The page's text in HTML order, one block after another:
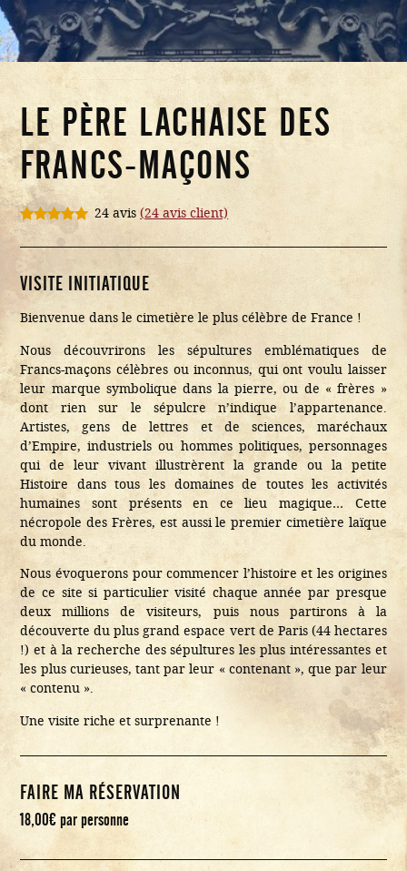
LE PÈRE LACHAISE DES
FRANCS-MAÇONS
Noté
5.00
sur 5
24
client
24 avis (24 avis client)
VISITE INITIATIQUE
Bienvenue dans le cimetière le plus célèbre de France !
Nous découvrirons les sépultures emblématiques de
Francs-maçons célèbres ou inconnus, qui ont voulu laisser
leur marque symbolique dans la pierre, ou de « frères »
dont rien sur le sépulcre n’indique l’appartenance.
Artistes, gens de lettres et de sciences, maréchaux
d’Empire, industriels ou hommes politiques, personnages
qui de leur vivant illustrèrent la grande ou la petite
Histoire dans tous les domaines de toutes les activités
humaines sont présents en ce lieu magique… Cette
nécropole des Frères, est aussi le premier cimetière laïque
du monde.
Nous évoquerons pour commencer l’histoire et les origines
de ce site si particulier visité chaque année par presque
deux millions de visiteurs, puis nous partirons à la
découverte du plus grand espace vert de Paris (44 hectares
!) et à la recherche des sépultures les plus intéressantes et
les plus curieuses, tant par leur « contenant », que par leur
« contenu ».
Une visite riche et surprenante !
FAIRE MA RÉSERVATION
18,00€par personne